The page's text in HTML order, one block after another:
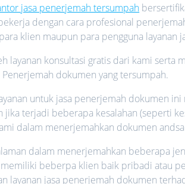
jasa penerjemah tersumpah
dengan cara profesional
klien maupun para pengguna layanan
layanan konsultasi gratis dari kami serta
Penerjemah dokumen yang tersumpah.
untuk jasa penerjemah dokumen
jika terjadi beberapa kesalahan (seperti
dalam menerjemahkan dokumen
dalam menerjemahkan beberapa
beberpa klien baik pribadi atau
layanan jasa penerjemah dokumen